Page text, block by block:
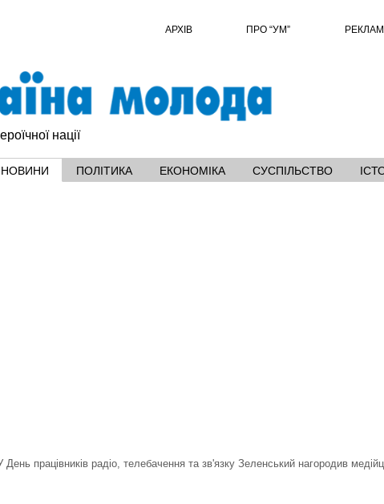
АРХІВ ПРО “УМ”
нації
НОВИНИ ПОЛІТИКА ЕКОНОМІКА СУСПІЛЬСТВО
День працівників радіо, телебачення та зв'язку Зеленський нагородив